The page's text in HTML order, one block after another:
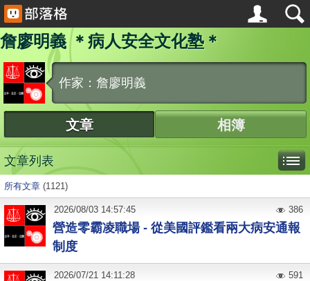
詹廖明義 ＊病人安全文化塾＊
作家：詹廖明義
文章 相簿
文章列表
所有文章 (1121)
營造零霸凌職場 - 從美國評鑑看兩大病安通報
制度
2026/08/03 14:57:45 386
2026/07/21 14:11:28 591